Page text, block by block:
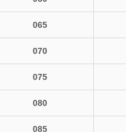
065
070
075
080
085